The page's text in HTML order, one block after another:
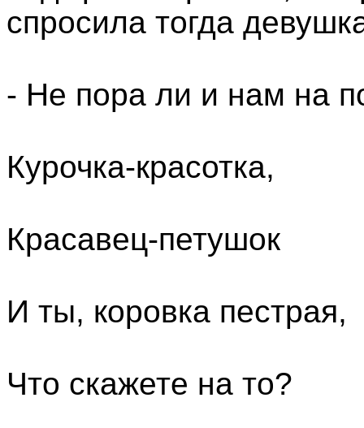
спросила тогда
- Не пора ли и нам на
Курочка-красотка,
Красавец-петушок
И ты, коровка пестрая,
Что скажете на то?